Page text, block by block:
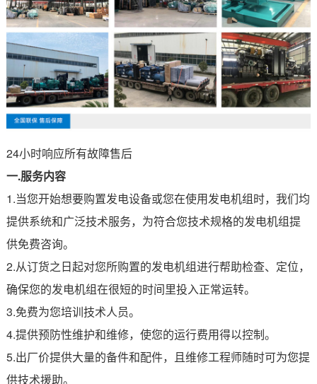
24小时响应所有故障售后
一.服务内容
1.当您开始想要购置发电设备或您在使用发电机组时，我们均
提供系统和广泛技术服务，为符合您技术规格的发电机组提
供免费咨询。
2.从订货之日起对您所购置的发电机组进行帮助检查、定位，
确保您的发电机组在很短的时间里投入正常运转。
3.免费为您培训技术人员。
4.提供预防性维护和维修，使您的运行费用得以控制。
5.出厂价提供大量的备件和配件，且维修工程师随时可为您提
供技术援助。